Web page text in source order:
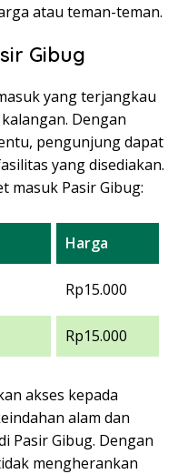
atau teman-teman.
Gibug
yang terjangkau
Dengan
pengunjung dapat
yang disediakan.
masuk Pasir Gibug:
Harga
Rp15.000
Rp15.000
akses kepada
alam dan
Pasir Gibug. Dengan
mengherankan